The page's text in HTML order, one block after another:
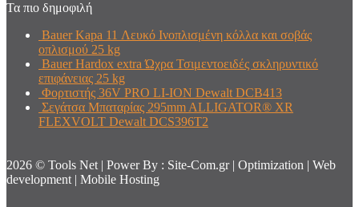
Τα πιο δημοφιλή
Bauer Kapa 11 Λευκό Ινοπλισμένη κόλλα και σοβάς
οπλισμού 25 kg
Bauer Hardox extra Ώχρα Τσιμεντοειδές σκληρυντικό
επιφάνειας 25 kg
Φορτιστής 36V PRO LI-ION Dewalt DCB413
Σεγάτσα Μπαταρίας 295mm ALLIGATOR® XR
FLEXVOLT Dewalt DCS396T2
2026 © Tools Net | Power By : Site-Com.gr | Optimization | Web
development | Mobile Hosting